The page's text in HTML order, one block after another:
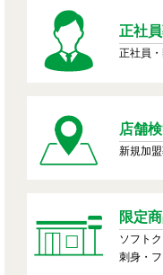
正社
正社員
店舗
新規加
限定
ソフト
刺身・